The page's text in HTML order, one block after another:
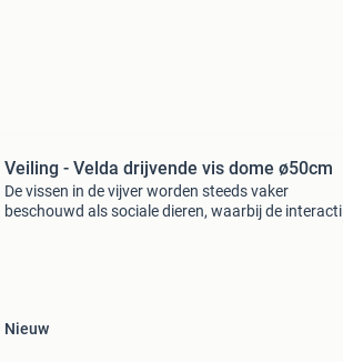
Veiling - Velda drijvende vis dome ø50cm
De vissen in de vijver worden steeds vaker
beschouwd als sociale dieren, waarbij de
Nieuw